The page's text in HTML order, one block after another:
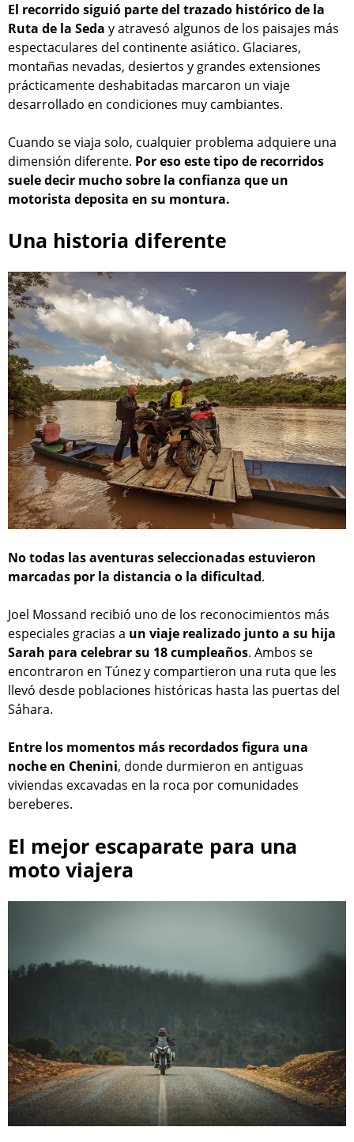
El recorrido siguió parte del trazado histórico de la
Ruta de la Seda y atravesó algunos de los paisajes más
espectaculares del continente asiático. Glaciares,
montañas nevadas, desiertos y grandes extensiones
prácticamente deshabitadas marcaron un viaje
desarrollado en condiciones muy cambiantes.
Cuando se viaja solo, cualquier problema adquiere una
dimensión diferente. Por eso este tipo de recorridos
suele decir mucho sobre la confianza que un
motorista deposita en su montura.
Una historia diferente
No todas las aventuras seleccionadas estuvieron
marcadas por la distancia o la dificultad.
Joel Mossand recibió uno de los reconocimientos más
especiales gracias a un viaje realizado junto a su hija
Sarah para celebrar su 18 cumpleaños. Ambos se
encontraron en Túnez y compartieron una ruta que les
llevó desde poblaciones históricas hasta las puertas del
Sáhara.
Entre los momentos más recordados figura una
noche en Chenini, donde durmieron en antiguas
viviendas excavadas en la roca por comunidades
bereberes.
El mejor escaparate para una
moto viajera